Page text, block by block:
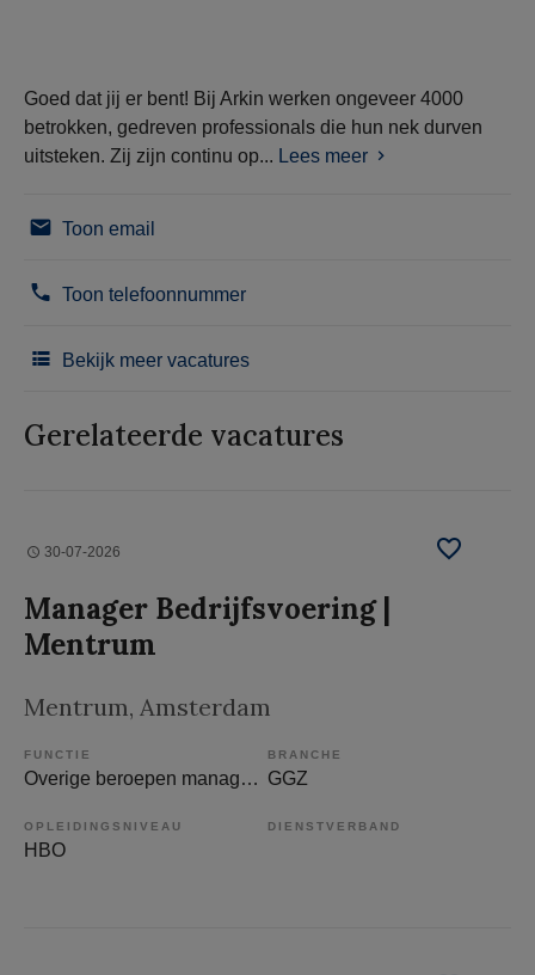
Goed dat jij er bent! Bij Arkin werken ongeveer 4000
betrokken, gedreven professionals die hun nek durven
uitsteken. Zij zijn continu op... Lees meer
Toon email
Toon telefoonnummer
Bekijk meer vacatures
Gerelateerde vacatures
30-07-2026
Manager Bedrijfsvoering |
Mentrum
Mentrum, Amsterdam
FUNCTIE
Overige beroepen management
BRANCHE
GGZ
OPLEIDINGSNIVEAU
HBO
DIENSTVERBAND